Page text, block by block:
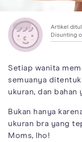
Artikel
Disunting
Setiap wanita
semuanya
ukuran, dan
Bukan hanya
ukuran bra yang
Moms, lho!